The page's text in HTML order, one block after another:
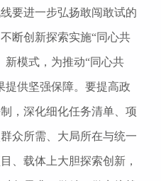
要进一步弘扬敢闯敢试的
断创新探索实施“同心共
新模式，为推动“同心共
提供坚强保障。要提高政
，深化细化任务清单、项
众所需、大局所在与统一
、载体上大胆探索创新，